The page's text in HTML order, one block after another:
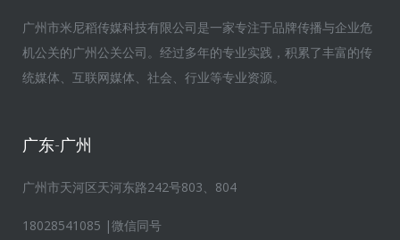
广州市米尼稻传媒科技有限公司是一家专注于品牌传播与企业危
机公关的广州公关公司。经过多年的专业实践，积累了丰富的传
统媒体、互联网媒体、社会、行业等专业资源。
广东-广州
广州市天河区天河东路242号803、804
18028541085 |微信同号